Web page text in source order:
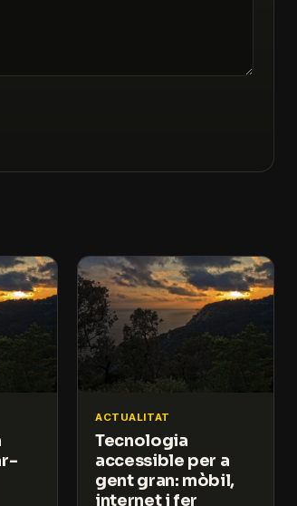
ACTUALITAT
Tecnologia
accessible per a
gent gran: mòbil,
internet i fer